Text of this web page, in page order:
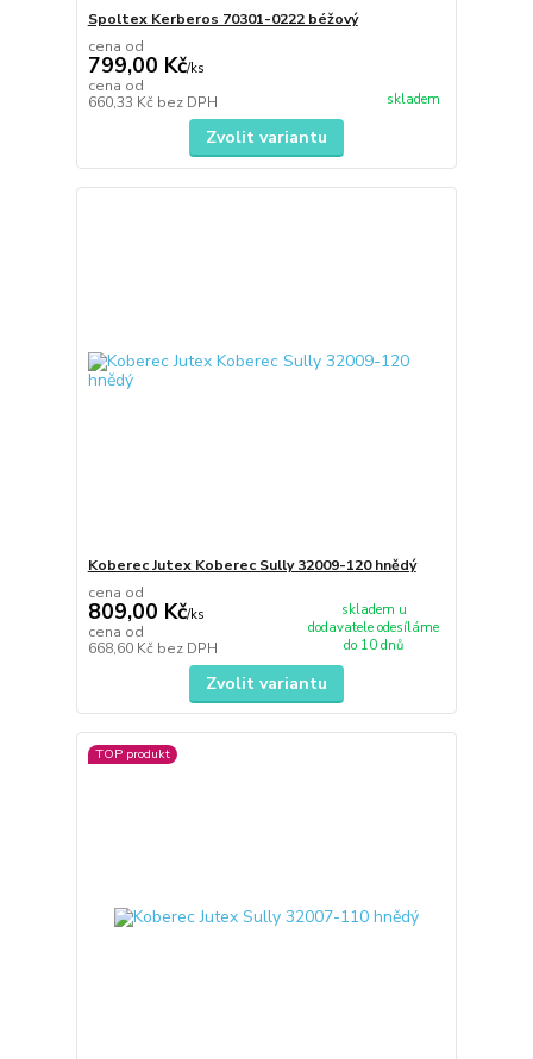
Spoltex Kerberos 70301-0222 béžový
cena od
799,00 Kč/ks
cena od
660,33 Kč bez DPH skladem
Zvolit variantu
Koberec Jutex Koberec Sully 32009-120 hnědý
cena od
809,00 Kč/ks
cena od
668,60 Kč bez DPH
skladem u
dodavatele odesíláme
do 10 dnů
Zvolit variantu
TOP produkt